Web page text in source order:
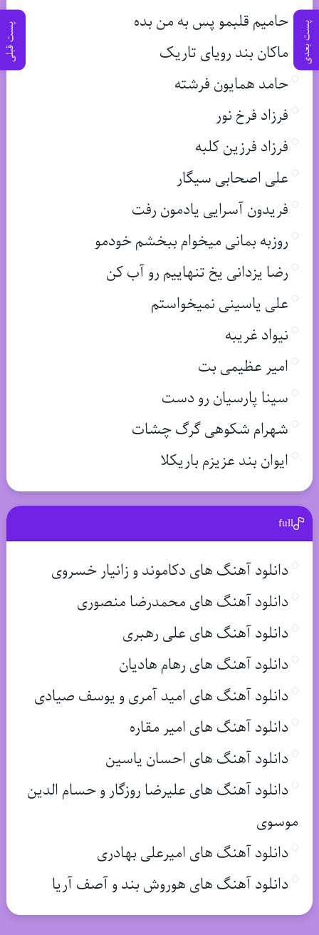
پست بعدی پست قبلی
حامیم قلبمو پس به من بده
ماکان بند رویای تاریک
حامد همایون فرشته
فرزاد فرخ نور
فرزاد فرزین کلبه
علی اصحابی سیگار
فریدون آسرایی یادمون رفت
روزبه بمانی میخوام ببخشم خودمو
رضا یزدانی یخ تنهاییم رو آب کن
علی یاسینی نمیخواستم
نیواد غریبه
امیر عظیمی بت
سینا پارسیان رو دست
شهرام شکوهی گرگ چشات
ایوان بند عزیزم باریکلا
full
دانلود آهنگ های دکاموند و زانیار خسروی
دانلود آهنگ های محمدرضا منصوری
دانلود آهنگ های علی رهبری
دانلود آهنگ های رهام هادیان
دانلود آهنگ های امید آمری و یوسف صیادی
دانلود آهنگ های امیر مقاره
دانلود آهنگ های احسان یاسین
دانلود آهنگ های علیرضا روزگار و حسام الدین
موسوی
دانلود آهنگ های امیرعلی بهادری
دانلود آهنگ های هوروش بند و آصف آریا